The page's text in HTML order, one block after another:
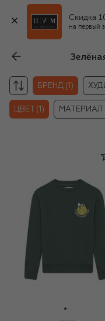
Скидка
на первый
БРЕНД (1)
ЦВЕТ (1) МАТЕРИАЛ